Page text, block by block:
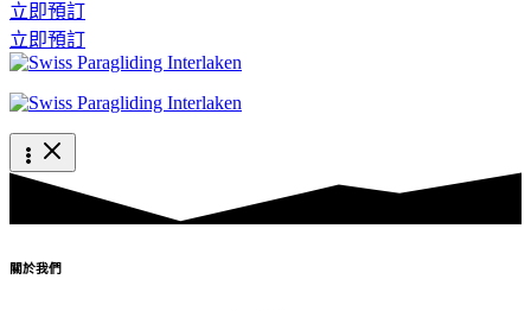
立即預訂
立即預訂
關於我們